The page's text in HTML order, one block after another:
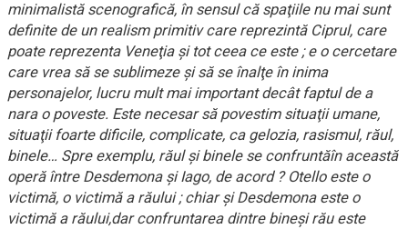
minimalistă scenografică, în sensul că spaţiile nu mai sunt
definite de un realism primitiv care reprezintă Ciprul, care
poate reprezenta Veneţia şi tot ceea ce este ; e o cercetare
care vrea să se sublimeze şi să se înalţe în inima
personajelor, lucru mult mai important decât faptul de a
nara o poveste. Este necesar să povestim situaţii umane,
situaţii foarte dificile, complicate, ca gelozia, rasismul, răul,
binele… Spre exemplu, răul şi binele se confruntăîn această
operă între Desdemona şi Iago, de acord ? Otello este o
victimă, o victimă a răului ; chiar şi Desdemona este o
victimă a răului,dar confruntarea dintre bineşi rău este